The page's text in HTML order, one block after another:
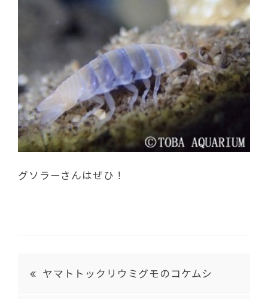
グソラーさんはぜひ！
ヤマトトックリウミグモのコケムシ